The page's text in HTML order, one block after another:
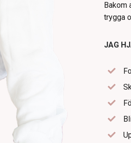
Bakom
trygga
JAG